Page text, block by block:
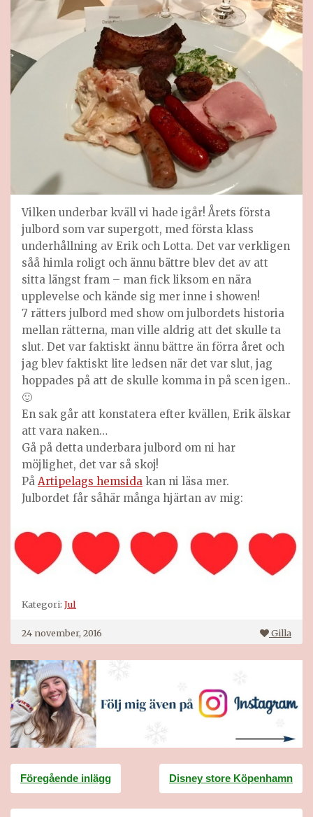
Vilken underbar kväll vi hade igår! Årets första
julbord som var supergott, med första klass
underhållning av Erik och Lotta. Det var verkligen
såå himla roligt och ännu bättre blev det av att
sitta längst fram – man fick liksom en nära
upplevelse och kände sig mer inne i showen!
7 rätters julbord med show om julbordets historia
mellan rätterna, man ville aldrig att det skulle ta
slut. Det var faktiskt ännu bättre än förra året och
jag blev faktiskt lite ledsen när det var slut, jag
hoppades på att de skulle komma in på scen igen..
🙂
En sak går att konstatera efter kvällen, Erik älskar
att vara naken…
Gå på detta underbara julbord om ni har
möjlighet, det var så skoj!
På Artipelags hemsida kan ni läsa mer.
Julbordet får såhär många hjärtan av mig:
Kategori: Jul
24 november, 2016 Gilla
Inläggsnavigering
Föregående inlägg Disney store Köpenhamn